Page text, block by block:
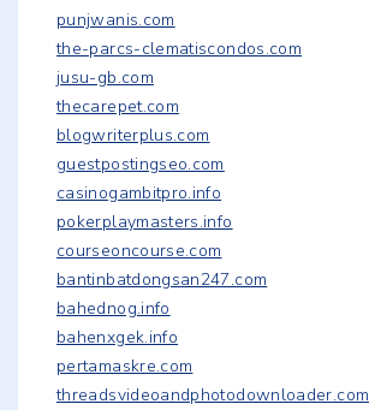
punjwanis.com
the-parcs-clematiscondos.com
jusu-gb.com
thecarepet.com
blogwriterplus.com
guestpostingseo.com
casinogambitpro.info
pokerplaymasters.info
courseoncourse.com
bantinbatdongsan247.com
bahednog.info
bahenxgek.info
pertamaskre.com
threadsvideoandphotodownloader.com